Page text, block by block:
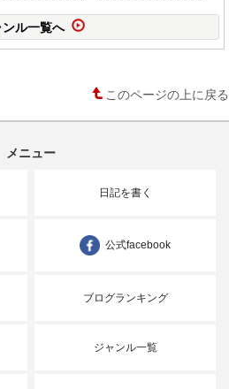
ル一覧へ
このページの上に戻る
メニュー
日記を書く
公式facebook
ブログランキング
ジャンル一覧